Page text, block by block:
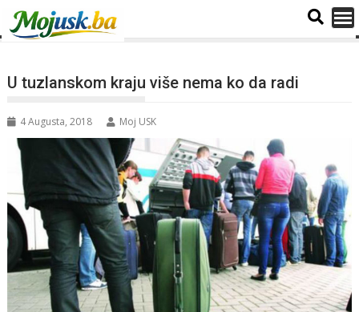
U tuzlanskom kraju više nema ko da radi
4 Augusta, 2018 Moj USK